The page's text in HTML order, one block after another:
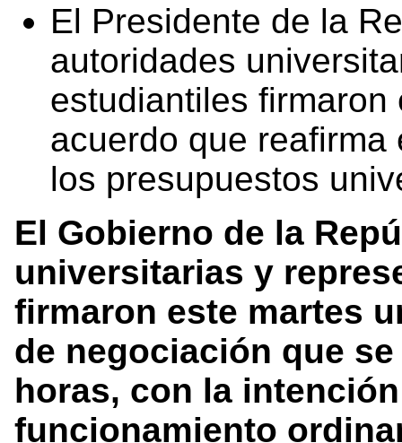
El Presidente de la
autoridades
estudiantiles
acuerdo que
los presupuestos
El Gobierno de la
universitarias y
firmaron este martes
de negociación que
horas, con la
funcionamiento